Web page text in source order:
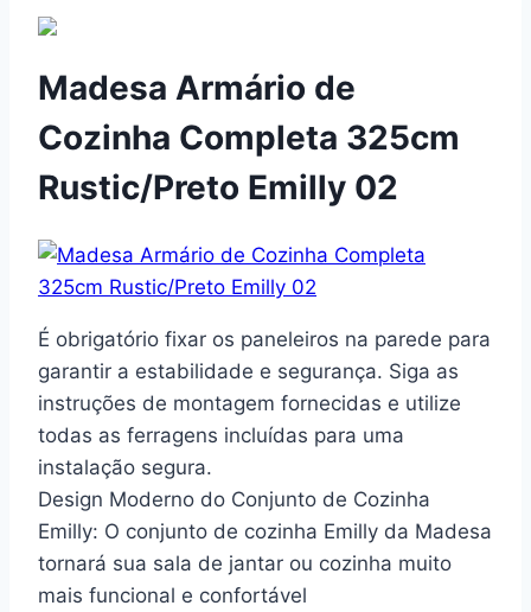
Madesa Armário de
Cozinha Completa 325cm
Rustic/Preto Emilly 02
É obrigatório fixar os paneleiros na parede para
garantir a estabilidade e segurança. Siga as
instruções de montagem fornecidas e utilize
todas as ferragens incluídas para uma
instalação segura.
Design Moderno do Conjunto de Cozinha
Emilly: O conjunto de cozinha Emilly da Madesa
tornará sua sala de jantar ou cozinha muito
mais funcional e confortável